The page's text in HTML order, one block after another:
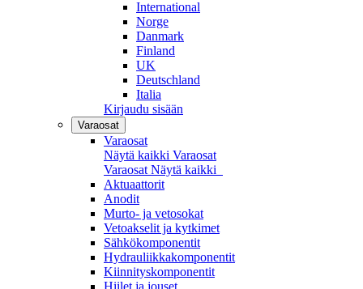
International
Norge
Danmark
Finland
UK
Deutschland
Italia
Kirjaudu sisään
Varaosat
Varaosat
Näytä kaikki Varaosat
Varaosat Näytä kaikki
Aktuaattorit
Anodit
Murto- ja vetosokat
Vetoakselit ja kytkimet
Sähkökomponentit
Hydrauliikkakomponentit
Kiinnityskomponentit
Hiilet ja jouset